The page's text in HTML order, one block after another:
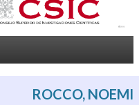
ROCCO, NOEMI